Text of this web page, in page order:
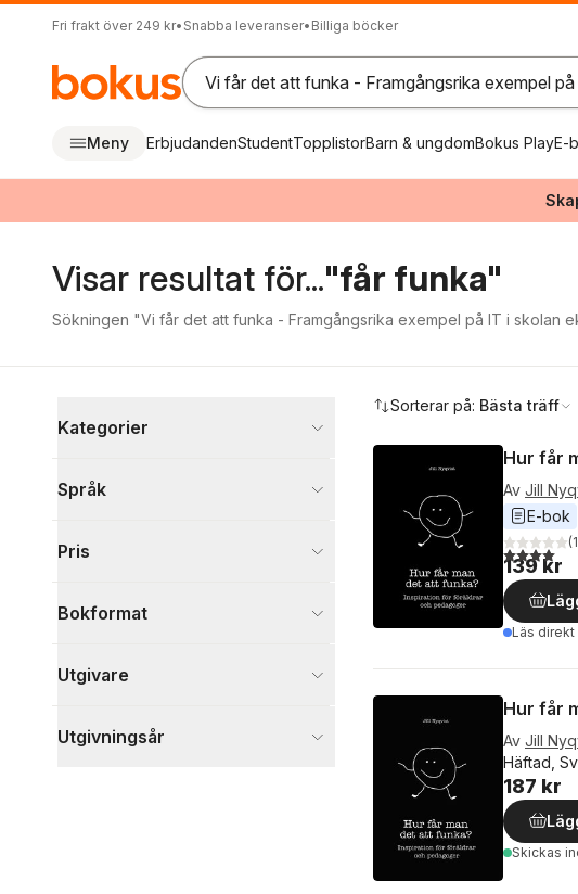
Fri frakt över 249 kr• Snabba leveranser• Billiga böcker
Meny ErbjudandenStudentTopplistorBarn & ungdomBokus PlayE-
Visar resultat för..."får funka"
Sökningen "Vi får det att funka - Framgångsrika exempel på IT i skolan
Kategorier
Visa fler
Språk
Pris
Bokformat
Utgivare
Utgivningsår
Sorterar på: Bästa träff
Hur får
Av Jill
E-bok
4,0utav 5(1
139 kr
Läs
Hur får
Av Jill
Häftad,
187 kr
Skickas